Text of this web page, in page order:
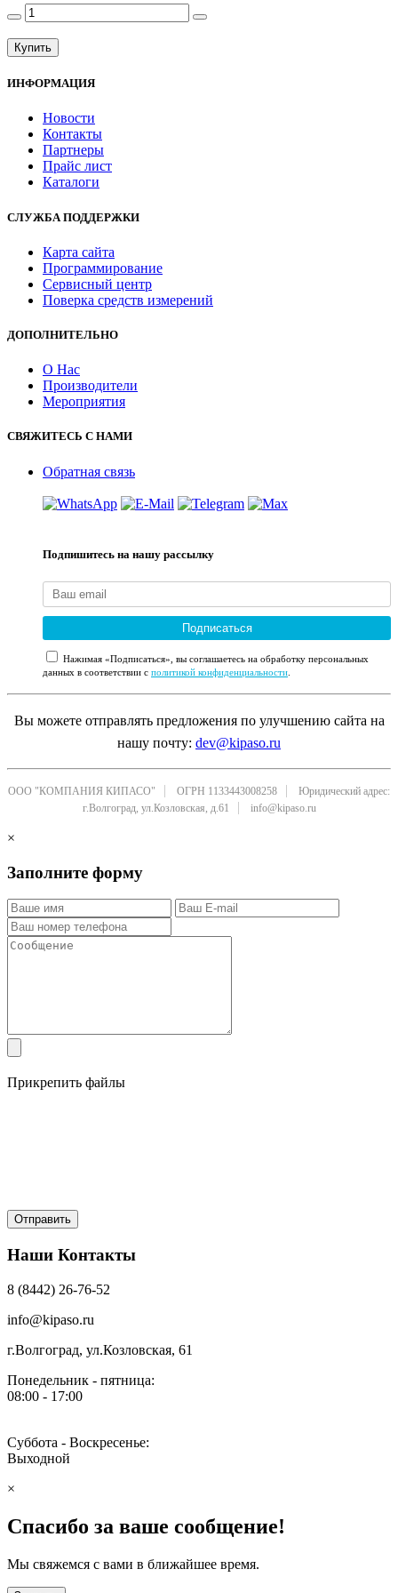
Купить
ИНФОРМАЦИЯ
Новости
Контакты
Партнеры
Прайс лист
Каталоги
СЛУЖБА ПОДДЕРЖКИ
Карта сайта
Программирование
Сервисный центр
Поверка средств измерений
ДОПОЛНИТЕЛЬНО
О Нас
Производители
Мероприятия
СВЯЖИТЕСЬ С НАМИ
Обратная связь
Подпишитесь на нашу рассылку
Подписаться
Нажимая «Подписаться», вы соглашаетесь на обработку персональных
данных в соответствии с политикой конфиденциальности
Вы можете отправлять предложения по улучшению сайта на
нашу почту: dev@kipaso.ru
ООО "КОМПАНИЯ КИПАСО" ОГРН 1133443008258
Юридический адрес:
г.Волгоград, ул.Козловская, д.61
info@kipaso.ru
×
Заполните форму
Прикрепить файлы
Наши Контакты
8 (8442) 26-76-52
info@kipaso.ru
г.Волгоград, ул.Козловская, 61
Понедельник - пятница:
08:00 - 17:00
Суббота - Воскресенье:
Выходной
×
Спасибо за ваше сообщение!
Мы свяжемся с вами в ближайшее время.